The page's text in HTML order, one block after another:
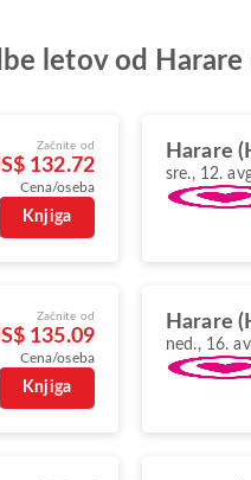
letov od Harare
Začnite od
132.72
Cena/oseba
Knjiga
Harare
sre., 12.
Začnite od
135.09
Cena/oseba
Knjiga
Harare
ned., 16.